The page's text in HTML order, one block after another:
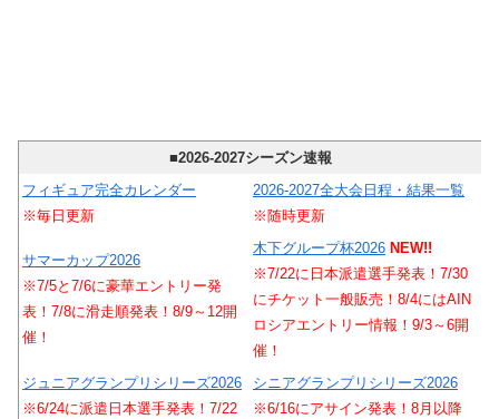
■2026-2027シーズン速報
フィギュア完全カレンダー
※毎日更新
2026-2027全大会日程・結果一覧
※随時更新
サマーカップ2026
※7/5と7/6に豪華エントリー発
表！7/8に滑走順発表！8/9～12開
催！
木下グループ杯2026 NEW!!
※7/22に日本派遣選手発表！7/30
にチケット一般販売！8/4にはAIN
ロシアエントリー情報！9/3～6開
催！
ジュニアグランプリシリーズ2026
※6/24に派遣日本選手発表！7/22
シニアグランプリシリーズ2026
※6/16にアサイン発表！8月以降